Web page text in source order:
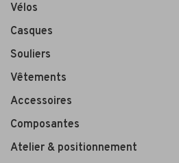
Vélos
Casques
Souliers
Vêtements
Accessoires
Composantes
Atelier & positionnement